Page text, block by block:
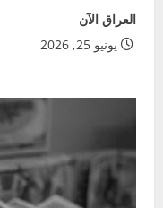
العراق الآن
يونيو 25, 2026